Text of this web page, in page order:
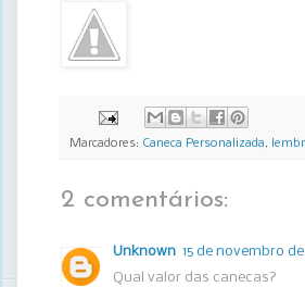
Marcadores: Caneca Personalizada,
2 comentários:
Unknown 15 de novembro de
Qual valor das canecas?